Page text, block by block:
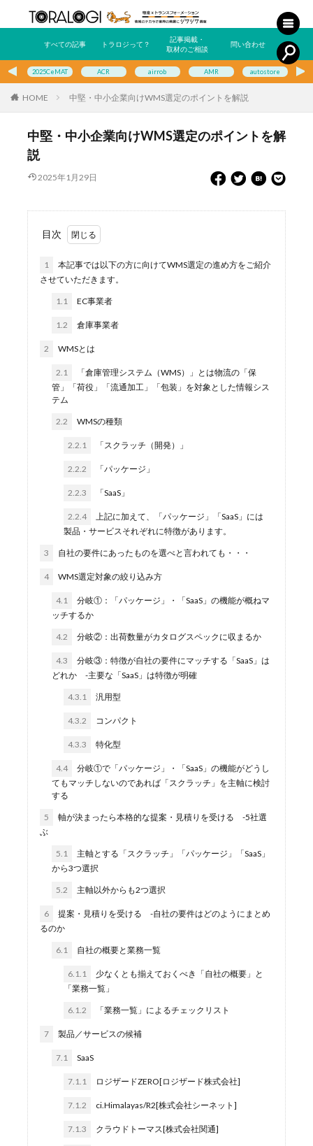
すべての記事 トラロジって？
記事掲載・
取材のご相談
問い合わせ
2025CeMAT ACR airrob AMR autostore
HOME 中堅・中小企業向けWMS選定のポイントを解説
中堅・中小企業向けWMS選定のポイントを解
説
2025年1月29日
目次
1
本記事では以下の方に向けてWMS選定の進め方をご紹介
させていただきます。
1.1 EC事業者
1.2 倉庫事業者
2 WMSとは
2.1
「倉庫管理システム（WMS）」とは物流の「保
管」「荷役」「流通加工」「包装」を対象とした情報シス
テム
2.2 WMSの種類
2.2.1 「スクラッチ（開発）」
2.2.2 「パッケージ」
2.2.3 「SaaS」
2.2.4
上記に加えて、「パッケージ」「SaaS」には
製品・サービスそれぞれに特徴があります。
3 自社の要件にあったものを選べと言われても・・・
4 WMS選定対象の絞り込み方
4.1
分岐①：「パッケージ」・「SaaS」の機能が概ねマ
ッチするか
4.2 分岐②：出荷数量がカタログスペックに収まるか
4.3
分岐③：特徴が自社の要件にマッチする「SaaS」は
どれか -主要な「SaaS」は特徴が明確
4.3.1 汎用型
4.3.2 コンパクト
4.3.3 特化型
4.4
分岐①で「パッケージ」・「SaaS」の機能がどうし
てもマッチしないのであれば「スクラッチ」を主軸に検討
する
5
軸が決まったら本格的な提案・見積りを受ける -5社選
ぶ
5.1
主軸とする「スクラッチ」「パッケージ」「SaaS」
から3つ選択
5.2 主軸以外からも2つ選択
6
提案・見積りを受ける -自社の要件はどのようにまとめ
るのか
6.1 自社の概要と業務一覧
6.1.1
少なくとも揃えておくべき「自社の概要」と
「業務一覧」
6.1.2 「業務一覧」によるチェックリスト
7 製品／サービスの候補
7.1 SaaS
7.1.1 ロジザードZERO[ロジザード株式会社]
7.1.2 ci.Himalayas/R2[株式会社シーネット]
7.1.3 クラウドトーマス[株式会社関通]